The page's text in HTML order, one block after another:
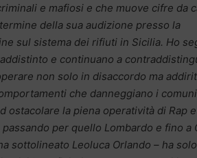
e mafiosi e che muove cifre da
della sua audizione presso la
sul sistema dei rifiuti in Sicilia. Ho
e continuano a
non solo in disaccordo ma
che danneggiano i
la piena operatività di Rap e
per quello Lombardo e fino a
sottolineato Leoluca Orlando – ha solo